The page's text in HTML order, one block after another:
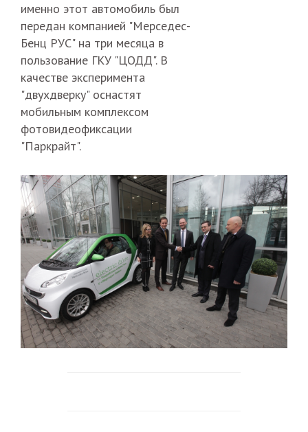
именно этот автомобиль был
передан компанией "Мерседес-
Бенц РУС" на три месяца в
пользование ГКУ "ЦОДД". В
качестве эксперимента
"двухдверку" оснастят
мобильным комплексом
фотовидеофиксации
"Паркрайт".